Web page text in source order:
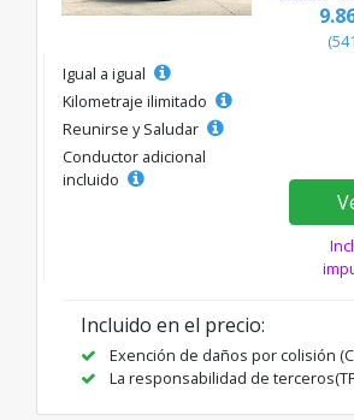
Igual a igual
Kilometraje ilimitado
Reunirse y Saludar
Conductor adicional
incluido
Incluido en el precio:
Exención de daños por colisión
La responsabilidad de